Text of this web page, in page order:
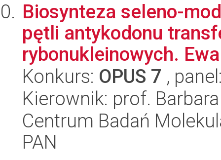
Biosynteza seleno-
pętli antykodonu
rybonukleinowych.
Konkurs: OPUS 7 ,
Kierownik: prof.
Centrum Badań
PAN